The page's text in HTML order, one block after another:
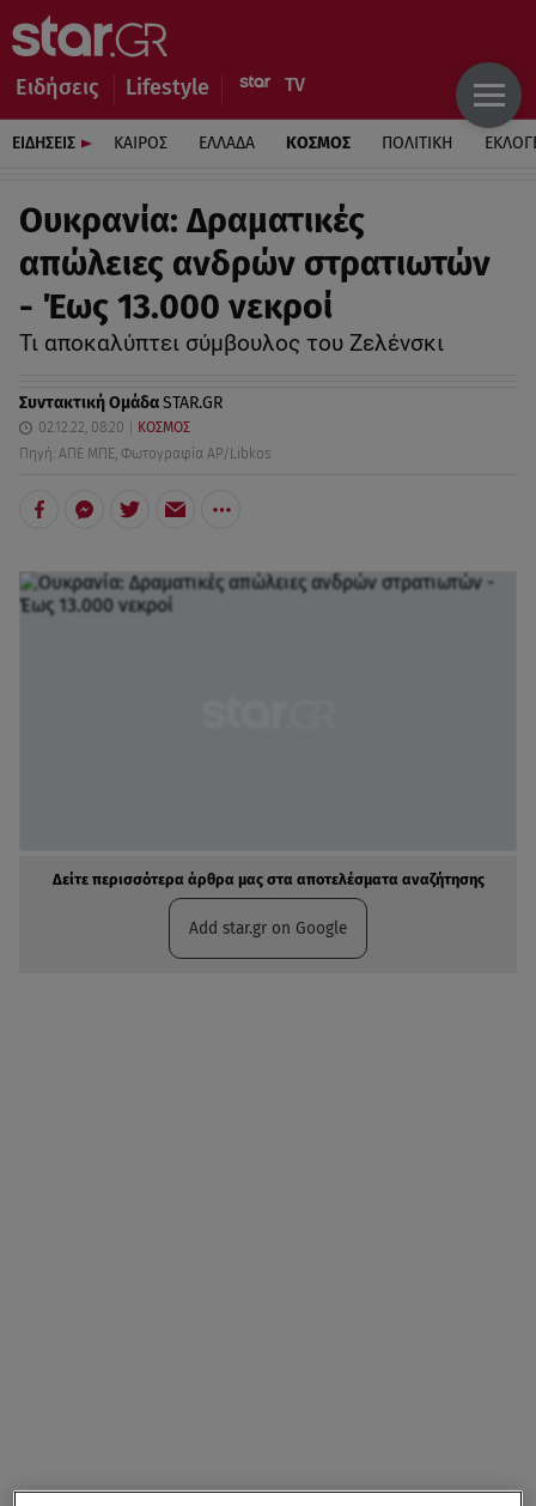
Ειδήσεις Lifestyle
ΕΙΔΗΣΕΙΣ ΚΑΙΡΟΣ ΕΛΛΑΔΑ ΚΟΣΜΟΣ ΠΟΛΙΤΙΚΗ
Ουκρανία: Δραματικές
απώλειες ανδρών στρατιωτών
- Έως 13.000 νεκροί
Τι αποκαλύπτει σύμβουλος του Ζελένσκι
Συντακτική ΟμάδαSTAR.GR
02.12.22, 08:20
ΚΟΣΜΟΣ
Πηγή: ΑΠΕ ΜΠΕ, Φωτογραφία AP/Libkos
Δείτε περισσότερα άρθρα μας στα αποτελέσματα αναζήτησης
Add star.gr on Google